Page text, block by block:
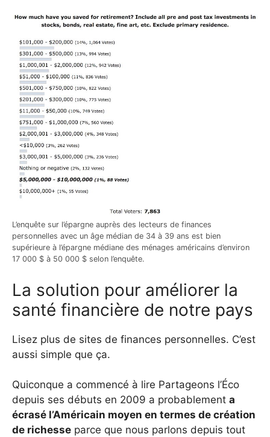
L’enquête sur l’épargne auprès des lecteurs de finances
personnelles avec un âge médian de 34 à 39 ans est bien
supérieure à l’épargne médiane des ménages américains d’environ
17 000 $ à 50 000 $ selon l’enquête.
La solution pour améliorer la
santé financière de notre pays
Lisez plus de sites de finances personnelles. C’est
aussi simple que ça.
Quiconque a commencé à lire Partageons l’Éco
depuis ses débuts en 2009 a probablement a
écrasé l’Américain moyen en termes de création
de richesse parce que nous parlons depuis tout